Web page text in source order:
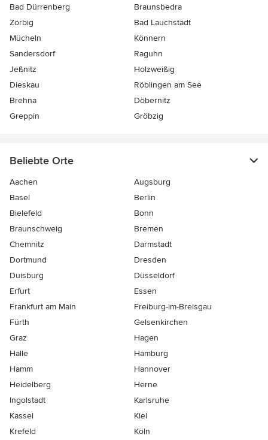
Bad Dürrenberg
Braunsbedra
Zörbig
Bad Lauchstädt
Mücheln
Könnern
Sandersdorf
Raguhn
Jeßnitz
Holzweißig
Dieskau
Röblingen am See
Brehna
Döbernitz
Greppin
Gröbzig
Beliebte Orte
Aachen
Augsburg
Basel
Berlin
Bielefeld
Bonn
Braunschweig
Bremen
Chemnitz
Darmstadt
Dortmund
Dresden
Duisburg
Düsseldorf
Erfurt
Essen
Frankfurt am Main
Freiburg-im-Breisgau
Fürth
Gelsenkirchen
Graz
Hagen
Halle
Hamburg
Hamm
Hannover
Heidelberg
Herne
Ingolstadt
Karlsruhe
Kassel
Kiel
Krefeld
Köln